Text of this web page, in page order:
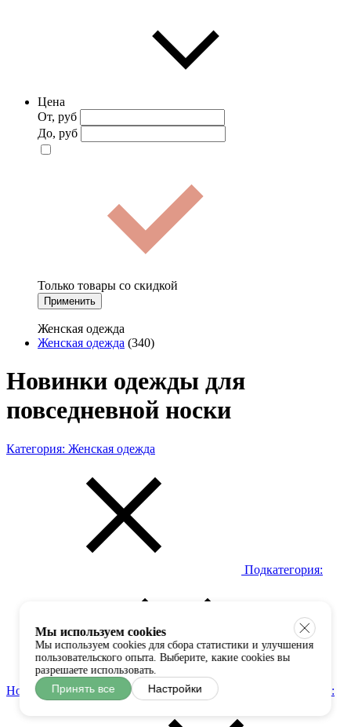
Цена
От, руб
До, руб
Только товары со скидкой
Применить
Женская одежда
Женская одежда (340)
Новинки одежды для
повседневной носки
Категория: Женская одежда
Подкатегория:
Новинки Фасон:
Мы используем cookies
Мы используем cookies для сбора статистики и улучшения
пользовательского опыта. Выберите, какие cookies вы
разрешаете использовать.
Принять все Настройки